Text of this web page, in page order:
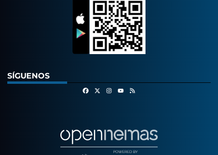
SÍGUENOS
FacebookInstagram